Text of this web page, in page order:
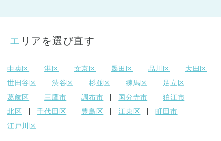
エリアを選び直す
中央区 港区 文京区 墨田区 品川区
大田区
世田谷区
渋谷区 杉並区 練馬区
足立区
葛飾区
三鷹市 調布市 国分寺市
狛江市
北区
千代田区 豊島区 江東区
町田市
江戸川区